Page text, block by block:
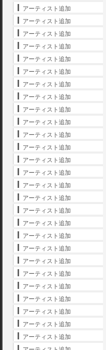
アーティスト追加
アーティスト追加
アーティスト追加
アーティスト追加
アーティスト追加
アーティスト追加
アーティスト追加
アーティスト追加
アーティスト追加
アーティスト追加
アーティスト追加
アーティスト追加
アーティスト追加
アーティスト追加
アーティスト追加
アーティスト追加
アーティスト追加
アーティスト追加
アーティスト追加
アーティスト追加
アーティスト追加
アーティスト追加
アーティスト追加
アーティスト追加
アーティスト追加
アーティスト追加
アーティスト追加